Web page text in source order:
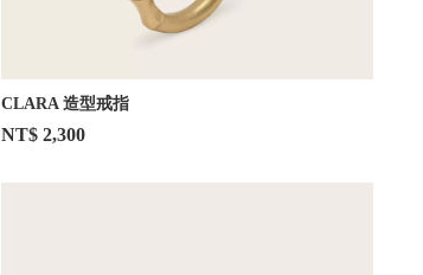
CLARA 造型戒指
NT$ 2,300